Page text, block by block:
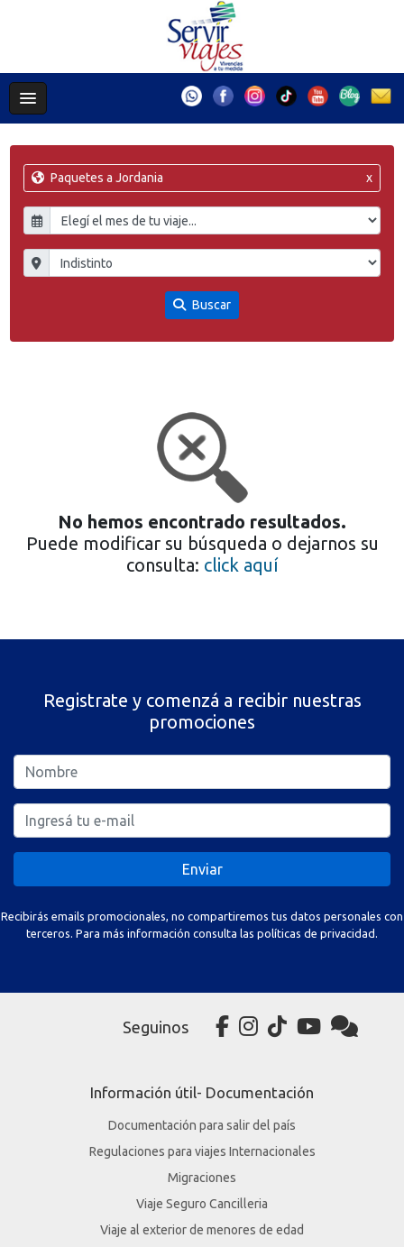
Paquetes a Jordania x
Buscar
No hemos encontrado resultados.
Puede modificar su búsqueda o dejarnos su
consulta: click aquí
Registrate y comenzá a recibir nuestras
promociones
Enviar
Recibirás emails promocionales, no compartiremos tus datos personales con
terceros. Para más información consulta las políticas de privacidad.
Seguinos
Información útil- Documentación
Documentación para salir del país
Regulaciones para viajes Internacionales
Migraciones
Viaje Seguro Cancilleria
Viaje al exterior de menores de edad